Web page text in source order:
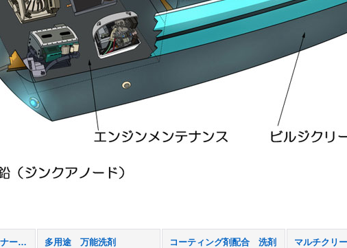
ボート洗剤、クリーナー、ポリッシュ、スターブライト (全商品) 多用途 万能洗剤 コーティング剤配合 洗剤